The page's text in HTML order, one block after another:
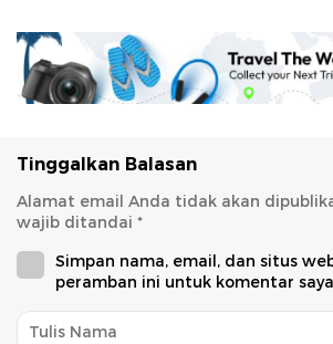
Tinggalkan Balasan
Alamat email Anda tidak akan
wajib ditandai *
Simpan nama, email, dan situs
peramban ini untuk komentar